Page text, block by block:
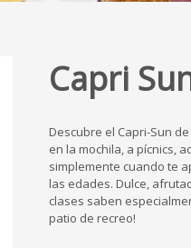
Capri
Descubre el Capri-Sun
en la mochila, a pícnics,
simplemente cuando te
las edades. Dulce,
clases saben
patio de recreo!